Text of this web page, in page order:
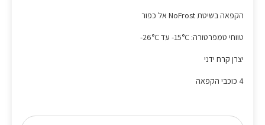
הקפאה בשיטת NoFrost אל כפור
טווחי טמפרטורה: 15°C- עד 26°C-
יצרן קרח ידני
4 כוכבי הקפאה